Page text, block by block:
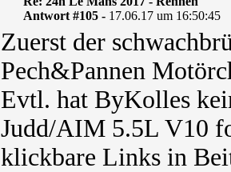
Antwort #105 - 17.06.17 um 16:50:45
Zuerst der
Pech&Pannen
Evtl. hat ByKolles
Judd/AIM 5.5L V10
klickbare Links in